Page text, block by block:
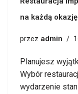
na każdą okazję
przez admin
Planujesz
Wybór
wydarzenie